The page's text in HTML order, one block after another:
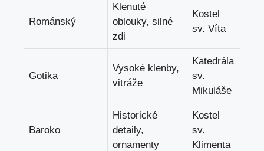
Románský
Klenuté
⁣oblouky,‍ silné
⁢zdi
Kostel⁣
sv. Víta
Gotika
Vysoké klenby,
vitráže
Katedrála
sv.
Mikuláše
Baroko
Historické
detaily,
ornamenty
Kostel
sv.
⁣Klimenta